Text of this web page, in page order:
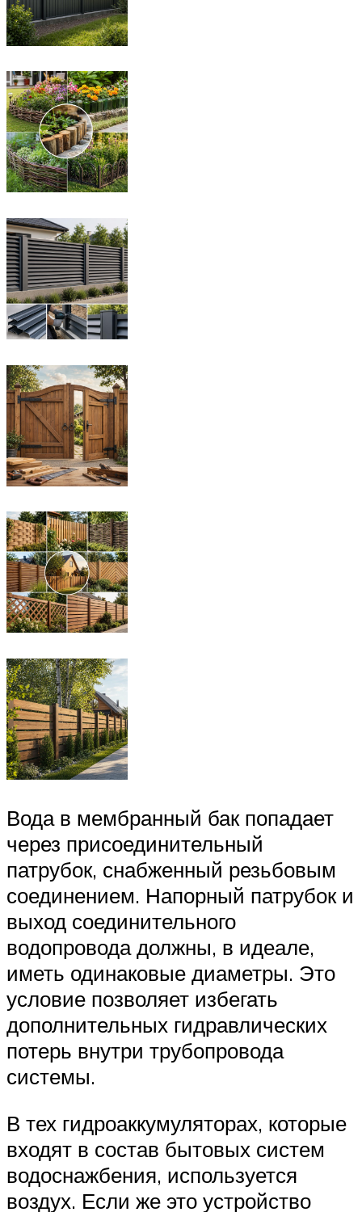
Вода в мембранный бак попадает
через присоединительный
патрубок, снабженный резьбовым
соединением. Напорный патрубок и
выход соединительного
водопровода должны, в идеале,
иметь одинаковые диаметры. Это
условие позволяет избегать
дополнительных гидравлических
потерь внутри трубопровода
системы.
В тех гидроаккумуляторах, которые
входят в состав бытовых систем
водоснажбения, используется
воздух. Если же это устройство